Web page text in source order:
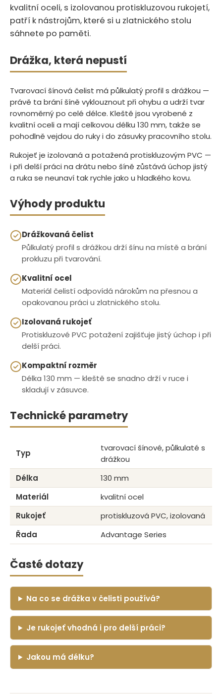
kvalitní oceli, s izolovanou protiskluzovou rukojetí,
patří k nástrojům, které si u zlatnického stolu
sáhnete po paměti.
Drážka, která nepustí
Tvarovací šínová čelist má půlkulatý profil s drážkou —
právě ta brání šíně vyklouznout při ohybu a udrží tvar
rovnoměrný po celé délce. Kleště jsou vyrobené z
kvalitní oceli a mají celkovou délku 130 mm, takže se
pohodlně vejdou do ruky i do zásuvky pracovního stolu.
Rukojeť je izolovaná a potažená protiskluzovým PVC —
i při delší práci na drátu nebo šíně zůstává úchop jistý
a ruka se neunaví tak rychle jako u hladkého kovu.
Výhody produktu
Drážkovaná čelist
Půlkulatý profil s drážkou drží šínu na místě a brání
prokluzu při tvarování.
Kvalitní ocel
Materiál čelistí odpovídá nárokům na přesnou a
opakovanou práci u zlatnického stolu.
Izolovaná rukojeť
Protiskluzové PVC potažení zajišťuje jistý úchop i při
delší práci.
Kompaktní rozměr
Délka 130 mm — kleště se snadno drží v ruce i
skladují v zásuvce.
Technické parametry
Typ
tvarovací šínové, půlkulaté s
drážkou
Délka
130 mm
Materiál
kvalitní ocel
Rukojeť
protiskluzová PVC, izolovaná
Řada
Advantage Series
Časté dotazy
Na co se drážka v čelisti používá?
Je rukojeť vhodná i pro delší práci?
Jakou má délku?